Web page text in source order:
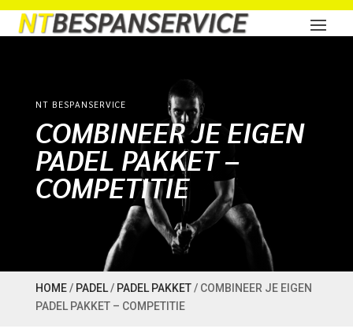
NT BESPANSERVICE
COMBINEER JE EIGEN
PADEL PAKKET –
COMPETITIE
HOME/ PADEL/ PADEL PAKKET/ COMBINEER JE EIGEN
PADEL PAKKET – COMPETITIE